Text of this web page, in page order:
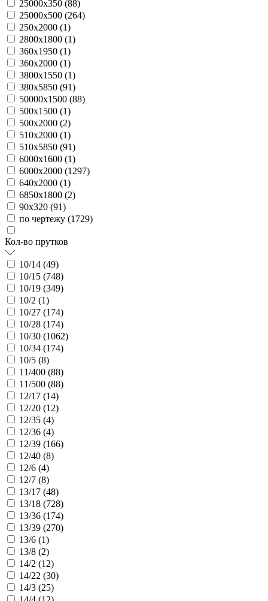
25000х350 (88)
25000х500 (264)
250х2000 (1)
2800х1800 (1)
360х1950 (1)
360х2000 (1)
3800х1550 (1)
380х5850 (91)
50000х1500 (88)
500х1500 (1)
500х2000 (2)
510х2000 (1)
510х5850 (91)
6000х1600 (1)
6000х2000 (1297)
640х2000 (1)
6850х1800 (2)
90х320 (91)
по чертежу (1729)
Кол-во прутков
10/14 (49)
10/15 (748)
10/19 (349)
10/2 (1)
10/27 (174)
10/28 (174)
10/30 (1062)
10/34 (174)
10/5 (8)
11/400 (88)
11/500 (88)
12/17 (14)
12/20 (12)
12/35 (4)
12/36 (4)
12/39 (166)
12/40 (8)
12/6 (4)
12/7 (8)
13/17 (48)
13/18 (728)
13/36 (174)
13/39 (270)
13/6 (1)
13/8 (2)
14/2 (12)
14/22 (30)
14/3 (25)